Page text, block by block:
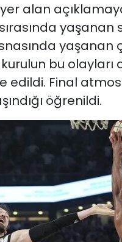
alan
yaşanan
yaşanan
bu olayları
edildi. Final
öğrenildi.